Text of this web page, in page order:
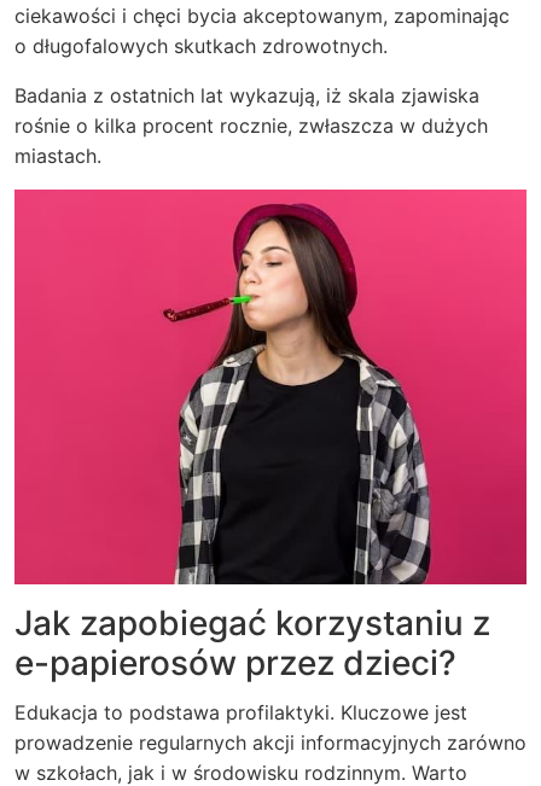
ciekawości i chęci bycia akceptowanym, zapominając
o długofalowych skutkach zdrowotnych.
Badania z ostatnich lat wykazują, iż skala zjawiska
rośnie o kilka procent rocznie, zwłaszcza w dużych
miastach.
Jak zapobiegać korzystaniu z
e-papierosów przez dzieci?
Edukacja to podstawa profilaktyki. Kluczowe jest
prowadzenie regularnych akcji informacyjnych zarówno
w szkołach, jak i w środowisku rodzinnym. Warto